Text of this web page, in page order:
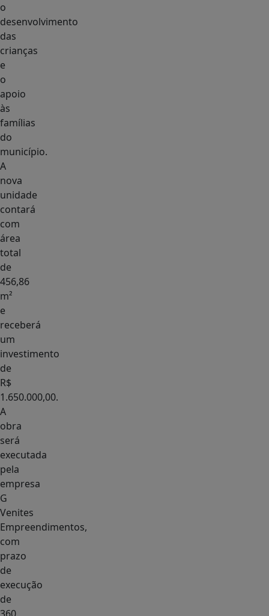
o
desenvolvimento
das
crianças
e
o
apoio
às
famílias
do
município.
A
nova
unidade
contará
com
área
total
de
456,86
m²
e
receberá
um
investimento
de
R$
1.650.000,00.
A
obra
será
executada
pela
empresa
G
Venites
Empreendimentos,
com
prazo
de
execução
de